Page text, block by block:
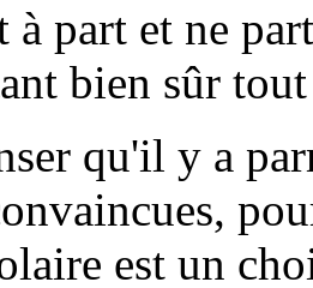
part et ne
bien sûr
qu'il y a
est un